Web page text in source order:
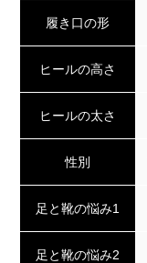
履き口の形
ヒールの高さ
ヒールの太さ
性別
足と靴の悩み1
足と靴の悩み2